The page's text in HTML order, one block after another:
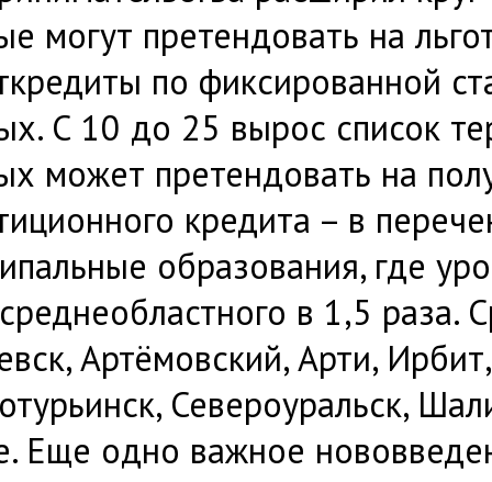
могут претендовать на
по фиксированной
С 10 до 25 вырос список
может претендовать на
кредита – в
образования, где
в 1,5 раза.
Артёмовский, Арти,
Североуральск,
Еще одно важное